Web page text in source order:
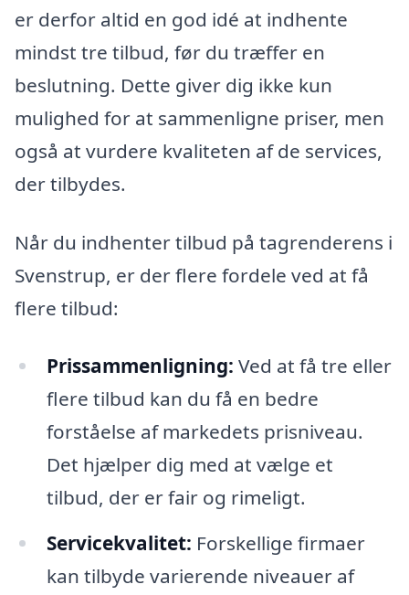
er derfor altid en god idé at indhente
mindst tre tilbud, før du træffer en
beslutning. Dette giver dig ikke kun
mulighed for at sammenligne priser, men
også at vurdere kvaliteten af de services,
der tilbydes.
Når du indhenter tilbud på tagrenderens i
Svenstrup, er der flere fordele ved at få
flere tilbud:
Prissammenligning: Ved at få tre eller
flere tilbud kan du få en bedre
forståelse af markedets prisniveau.
Det hjælper dig med at vælge et
tilbud, der er fair og rimeligt.
Servicekvalitet: Forskellige firmaer
kan tilbyde varierende niveauer af